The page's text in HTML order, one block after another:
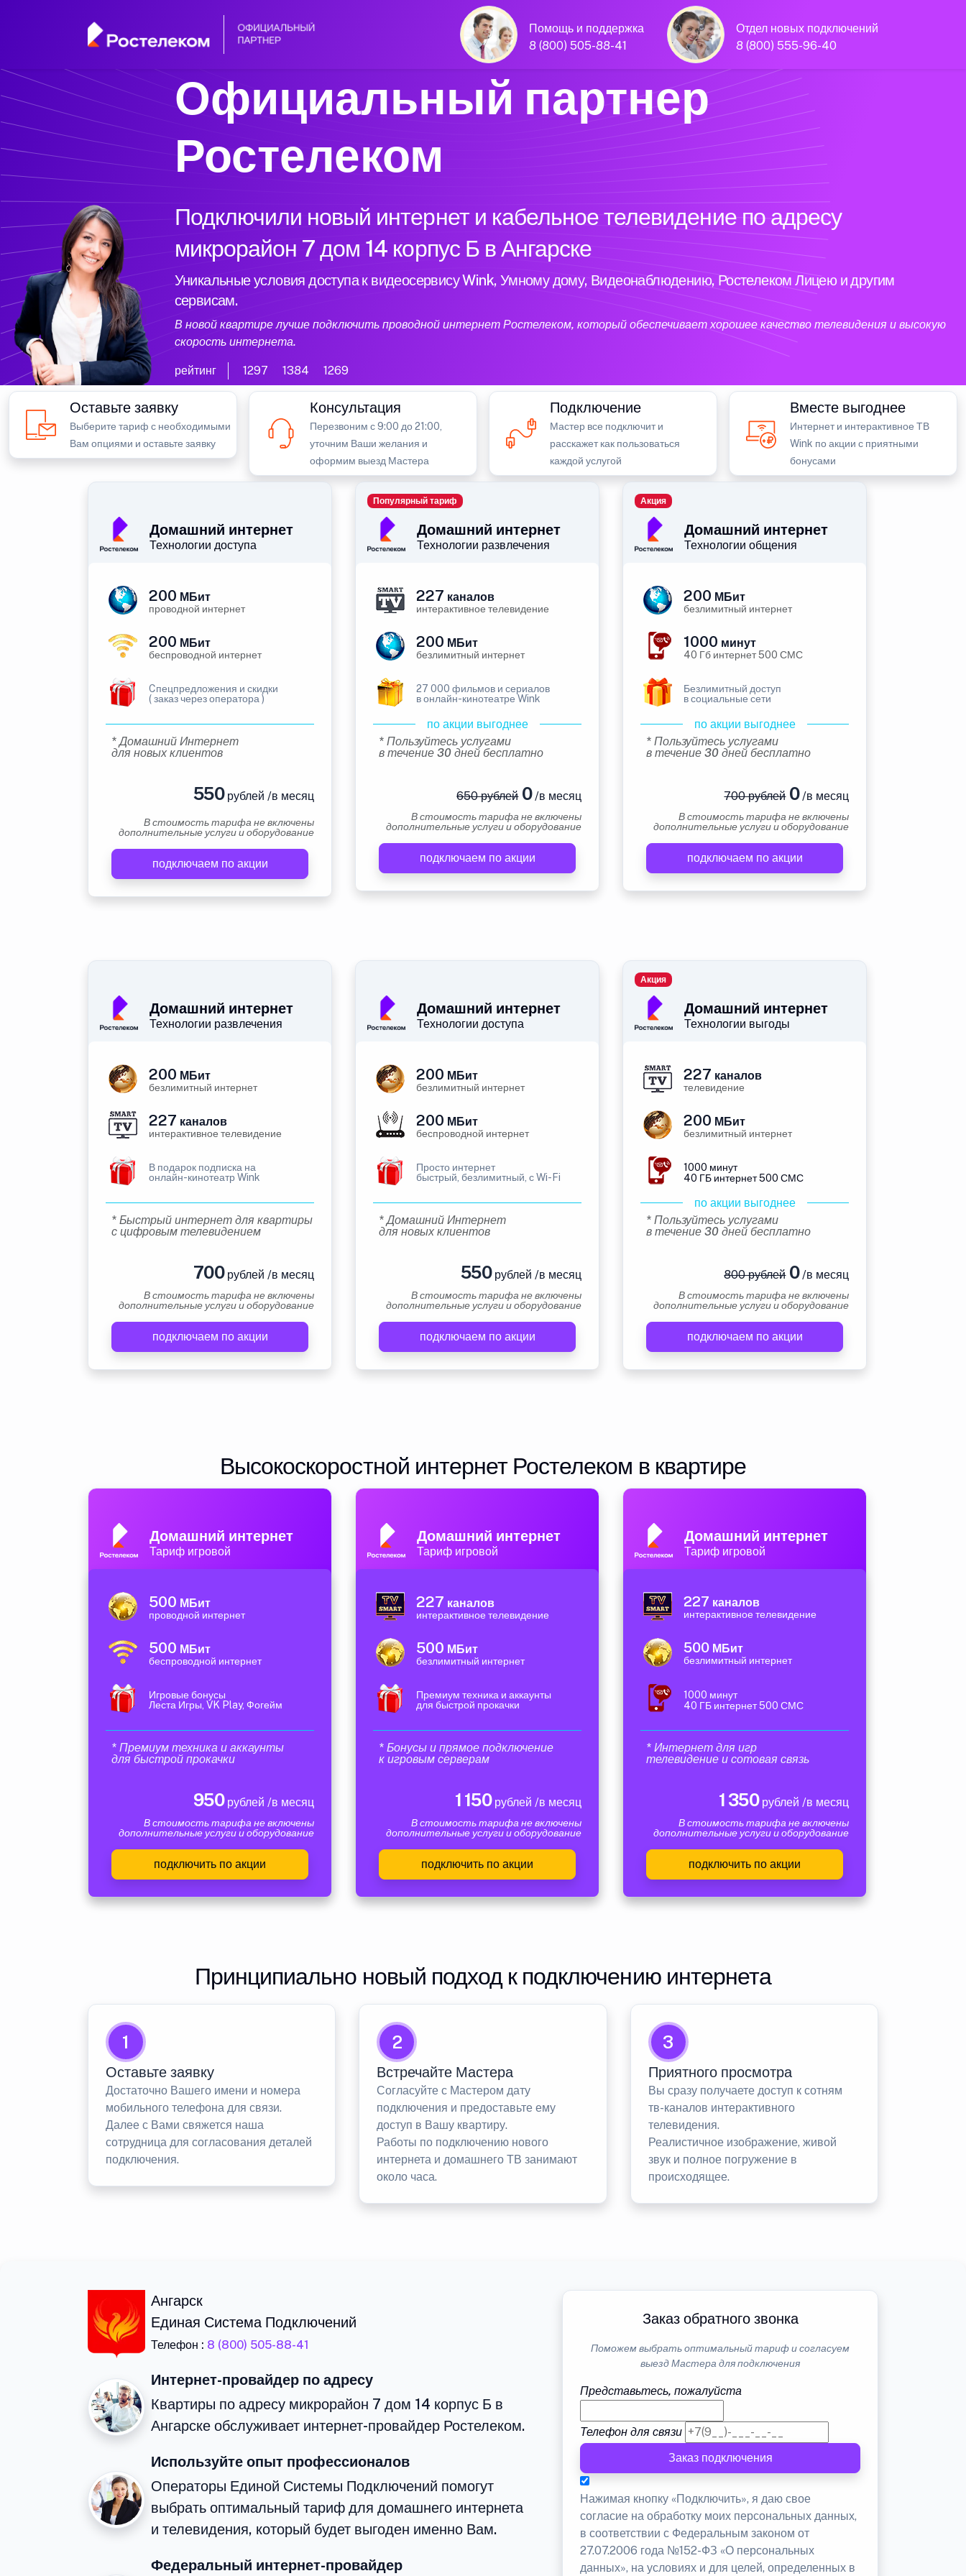
Помощь и поддержка
8 (800) 505-88-41
Отдел новых подключений
8 (800) 555-96-40
Официальный партнер
Ростелеком
Подключили новый интернет и кабельное телевидение по адресу
микрорайон 7 дом 14 корпус Б в Ангарске
Уникальные условия доступа к видеосервису Wink, Умному дому, Видеонаблюдению, Ростелеком Лицею и другим
сервисам.
В новой квартире лучше подключить проводной интернет Ростелеком, который обеспечивает хорошее качество телевидения и высокую
скорость интернета.
рейтинг 1297 1384 1269
Оставьте заявку
Выберите тариф с необходимыми
Вам опциями и оставьте заявку
Консультация
Перезвоним с 9:00 до 21:00,
уточним Ваши желания и
оформим выезд Мастера
Подключение
Мастер все подключит и
расскажет как пользоваться
каждой услугой
Вместе выгоднее
Интернет и интерактивное ТВ
Wink по акции с приятными
бонусами
Домашний интернет
Технологии доступа
200 МБит
проводной интернет
200 МБит
беспроводной интернет
Cпецпредложения и скидки
( заказ через оператора )
* Домашний Интернет
для новых клиентов
550рублей /в месяц
В стоимость тарифа не включены
дополнительные услуги и оборудование
подключаем по акции
Домашний интернет
Технологии развлечения
Популярный тариф
227 каналов
интерактивное телевидение
200 МБит
безлимитный интернет
27 000 фильмов и сериалов
в онлайн-кинотеатре Wink
по акции выгоднее
* Пользуйтесь услугами
в течение 30 дней бесплатно
650 рублей0/в месяц
В стоимость тарифа не включены
дополнительные услуги и оборудование
подключаем по акции
Домашний интернет
Технологии общения
Акция
200 МБит
безлимитный интернет
1000 минут
40 Гб интернет 500 СМС
Безлимитный доступ
в социальные сети
по акции выгоднее
* Пользуйтесь услугами
в течение 30 дней бесплатно
700 рублей0/в месяц
В стоимость тарифа не включены
дополнительные услуги и оборудование
подключаем по акции
Домашний интернет
Технологии развлечения
200 МБит
безлимитный интернет
227 каналов
интерактивное телевидение
В подарок подписка на
онлайн-кинотеатр Wink
* Быстрый интернет для квартиры
с цифровым телевидением
700рублей /в месяц
В стоимость тарифа не включены
дополнительные услуги и оборудование
подключаем по акции
Домашний интернет
Технологии доступа
200 МБит
безлимитный интернет
200 МБит
беспроводной интернет
Просто интернет
быстрый, безлимитный, с Wi-Fi
* Домашний Интернет
для новых клиентов
550рублей /в месяц
В стоимость тарифа не включены
дополнительные услуги и оборудование
подключаем по акции
Домашний интернет
Технологии выгоды
Акция
227 каналов
телевидение
200 МБит
безлимитный интернет
1000 минут
40 ГБ интернет 500 СМС
по акции выгоднее
* Пользуйтесь услугами
в течение 30 дней бесплатно
800 рублей0/в месяц
В стоимость тарифа не включены
дополнительные услуги и оборудование
подключаем по акции
Высокоскоростной интернет Ростелеком в квартире
Домашний интернет
Тариф игровой
500 МБит
проводной интернет
500 МБит
беспроводной интернет
Игровые бонусы
Леста Игры, VK Play, Фогейм
* Премиум техника и аккаунты
для быстрой прокачки
950рублей /в месяц
В стоимость тарифа не включены
дополнительные услуги и оборудование
подключить по акции
Домашний интернет
Тариф игровой
227 каналов
интерактивное телевидение
500 МБит
безлимитный интернет
Премиум техника и аккаунты
для быстрой прокачки
* Бонусы и прямое подключение
к игровым серверам
1 150рублей /в месяц
В стоимость тарифа не включены
дополнительные услуги и оборудование
подключить по акции
Домашний интернет
Тариф игровой
227 каналов
интерактивное телевидение
500 МБит
безлимитный интернет
1000 минут
40 ГБ интернет 500 СМС
* Интернет для игр
телевидение и сотовая связь
1 350рублей /в месяц
В стоимость тарифа не включены
дополнительные услуги и оборудование
подключить по акции
Принципиально новый подход к подключению интернета
1
Оставьте заявку
Достаточно Вашего имени и номера
мобильного телефона для связи.
Далее с Вами свяжется наша
сотрудница для согласования деталей
подключения.
2
Встречайте Мастера
Согласуйте с Мастером дату
подключения и предоставьте ему
доступ в Вашу квартиру.
Работы по подключению нового
интернета и домашнего ТВ занимают
около часа.
3
Приятного просмотра
Вы сразу получаете доступ к сотням
тв-каналов интерактивного
телевидения.
Реалистичное изображение, живой
звук и полное погружение в
происходящее.
Ангарск
Единая Система Подключений
Телефон : 8 (800) 505-88-41
Интернет-провайдер по адресу
Квартиры по адресу микрорайон 7 дом 14 корпус Б в
Ангарске обслуживает интернет-провайдер Ростелеком.
Используйте опыт профессионалов
Операторы Единой Системы Подключений помогут
выбрать оптимальный тариф для домашнего интернета
и телевидения, который будет выгоден именно Вам.
Федеральный интернет-провайдер
Заказ обратного звонка
Поможем выбрать оптимальный тариф и согласуем
выезд Мастера для подключения
Представьтесь, пожалуйста
Телефон для связи
Заказ подключения
Нажимая кнопку «Подключить», я даю свое
согласие на обработку моих персональных данных,
в соответствии с Федеральным законом от
27.07.2006 года №152-ФЗ «О персональных
данных», на условиях и для целей, определенных в